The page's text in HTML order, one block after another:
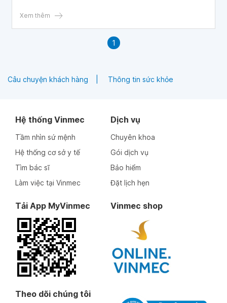
Xem thêm
1
Câu chuyện khách hàng Thông tin sức khỏe
Hệ thống Vinmec
Tầm nhìn sứ mệnh
Hệ thống cơ sở y tế
Tìm bác sĩ
Làm việc tại Vinmec
Dịch vụ
Chuyên khoa
Gói dịch vụ
Bảo hiểm
Đặt lịch hẹn
Tải App MyVinmec Vinmec shop
Theo dõi chúng tôi